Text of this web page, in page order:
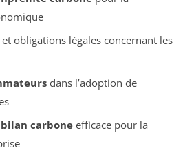
obligations légales concernant les
dans l’adoption de
bilan carboneefficace pour la